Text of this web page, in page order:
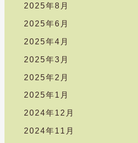
2025年8月
2025年6月
2025年4月
2025年3月
2025年2月
2025年1月
2024年12月
2024年11月